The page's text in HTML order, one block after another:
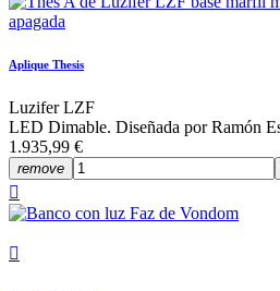
Aplique Thesis
Luzifer LZF
LED Dimable. Diseñada por Ramón
1.935,99 €
remove

